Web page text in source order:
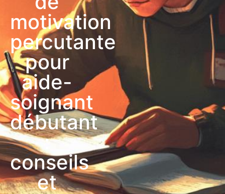
motivation
percutante
pour
aide-
soignant
débutant
:
conseils
et